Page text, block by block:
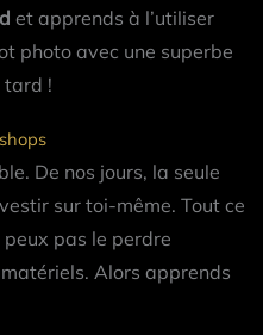
et apprends à l’utiliser
photo avec une superbe
tard !
De nos jours, la seule
sur toi-même. Tout ce
pas le perdre
Alors apprends